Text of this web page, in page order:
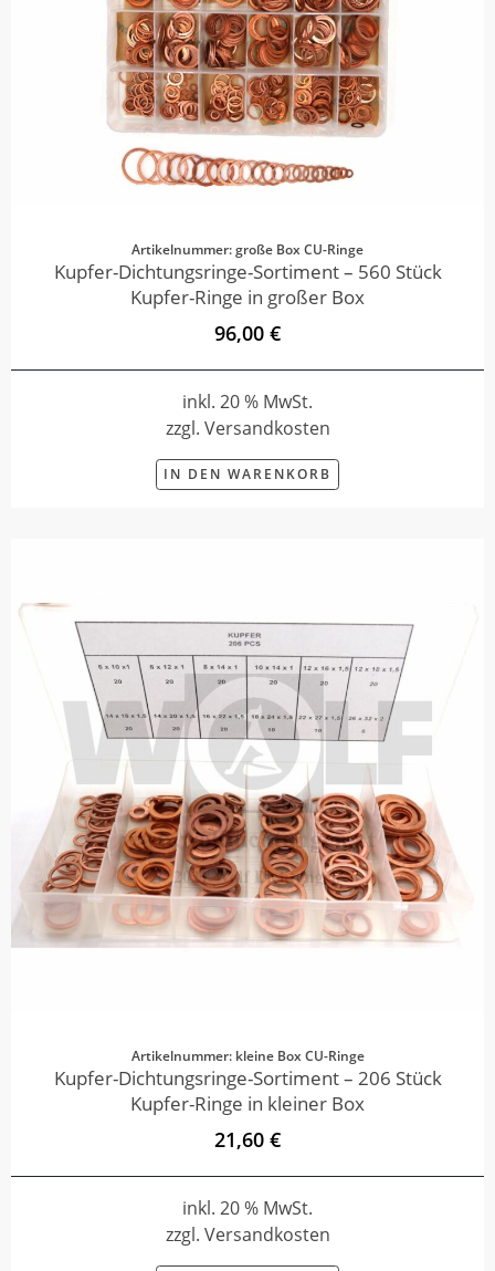
Artikelnummer: große Box CU-Ringe
Kupfer-Dichtungsringe-Sortiment – 560 Stück
Kupfer-Ringe in großer Box
96,00 €
inkl. 20 % MwSt.
zzgl. Versandkosten
IN DEN WARENKORB
Artikelnummer: kleine Box CU-Ringe
Kupfer-Dichtungsringe-Sortiment – 206 Stück
Kupfer-Ringe in kleiner Box
21,60 €
inkl. 20 % MwSt.
zzgl. Versandkosten